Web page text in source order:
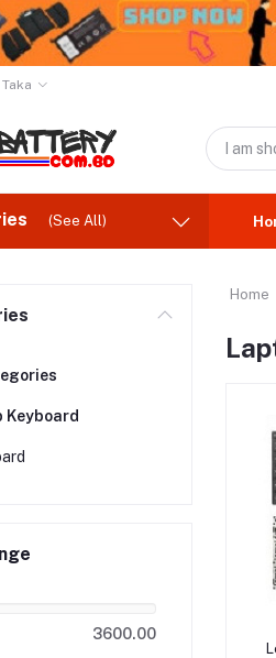
Taka
(See All)
Keyboard
3600.00
Home